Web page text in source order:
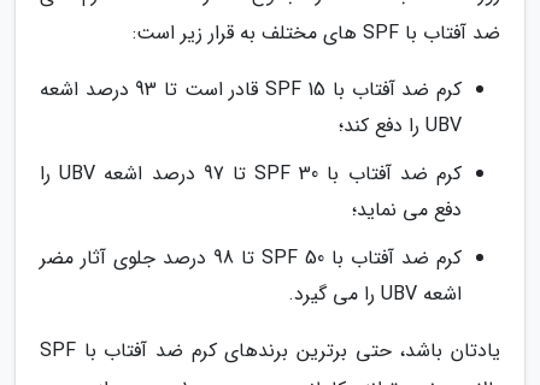
ضد آفتاب با SPF های مختلف به قرار زیر است:
کرم ضد آفتاب با 15 SPF قادر است تا 93 درصد اشعه
UBV را دفع کند؛
کرم ضد آفتاب با SPF 30 تا 97 درصد اشعه UBV را
دفع می نماید؛
کرم ضد آفتاب با SPF 50 تا 98 درصد جلوی آثار مضر
اشعه UBV را می گیرد.
یادتان باشد، حتی برترین برندهای کرم ضد آفتاب با SPF